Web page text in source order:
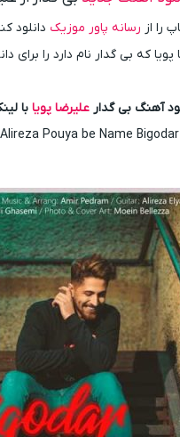
را از رسانه پاور موزیک دانلود
پویا که بی گدار نام دارد را برای
آهنگ بی گدارعلیرضا پویابا
Pouya be Name Bigodar